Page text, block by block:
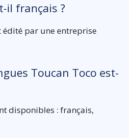
il français ?
édité par une entreprise
Toucan Toco est-
disponibles : français,